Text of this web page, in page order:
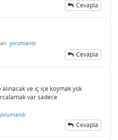
Cevapla
yorumlandı
Cevapla
ve iç içe koymak yok
var sadece
Cevapla